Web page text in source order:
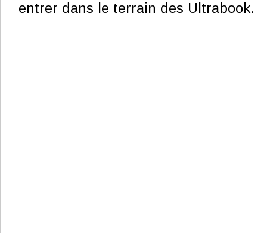
entrer dans le terrain des Ultrabook.